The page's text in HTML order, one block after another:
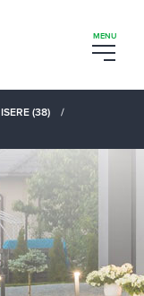
ISERE (38)
/